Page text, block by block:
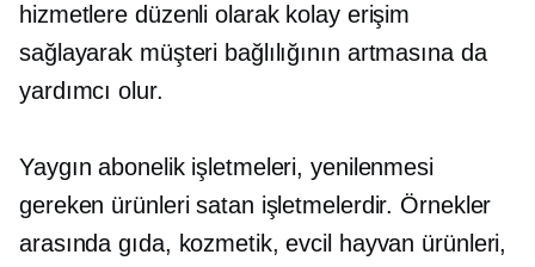
hizmetlere düzenli olarak kolay erişim
sağlayarak müşteri bağlılığının artmasına da
yardımcı olur.
Yaygın abonelik işletmeleri, yenilenmesi
gereken ürünleri satan işletmelerdir. Örnekler
arasında gıda, kozmetik, evcil hayvan ürünleri,